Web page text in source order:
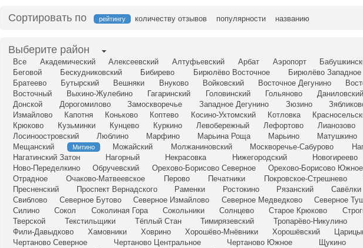
Сортировать по рейтингу количеству отзывов популярности названию
Выберите район
Все Академический Алексеевский Алтуфьевский Арбат Аэропорт
Беговой
Бескудниковский Бибирево Бирюлёво Восточное Бирюлёво Западное
Братеево
Бутырский Вешняки Внуково Войковский Восточное Дегунино
Восточный
Выхино-Жулебино Гагаринский Головинский Гольяново Даниловский
Донской
Дорогомилово Замоскворечье Западное Дегунино Зюзино
Измайлово
Капотня Коньково Коптево Косино-Ухтомский Котловка
Крюково
Кузьминки Кунцево Куркино Левобережный Лефортово Лианозово
Лосиноостровский
Люблино Марфино Марьина Роща Марьино Матушкино
Мещанский
Митино Можайский Молжаниновский Москворечье-Сабурово
Нагатинский Затон
Нагорный Некрасовка Нижегородский Новогиреево
Ново-Переделкино
Обручевский Орехово-Борисово Северное Орехово-Борисово Южное
Отрадное
Очаково-Матвеевское Перово Печатники Покровское-Стрешнево
Пресненский
Проспект Вернадского Раменки Ростокино Рязанский Савёлки
Свиблово
Северное Бутово Северное Измайлово Северное Медведково Северное
Силино
Сокол Соколиная Гора Сокольники Солнцево Старое Крюково
Тверской
Текстильщики Тёплый Стан Тимирязевский Тропарёво-Никулино
Фили-Давыдково
Хамовники Ховрино Хорошёво-Мнёвники Хорошёвский
Чертаново Северное
Чертаново Центральное Чертаново Южное Щукино